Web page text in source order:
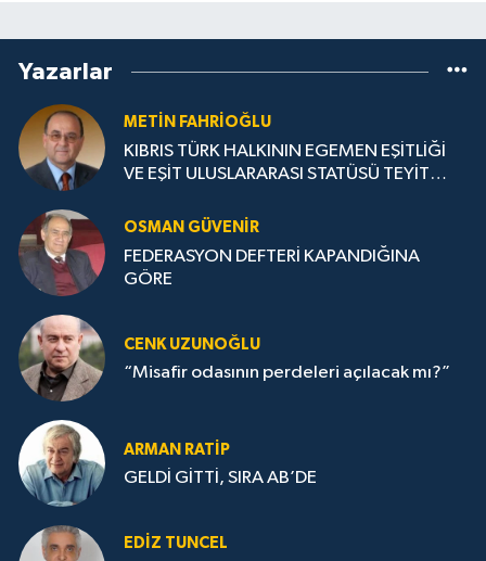
Yazarlar
METIN FAHRİOĞLU
KIBRIS TÜRK HALKININ EGEMEN EŞİTLİĞİ
VE EŞİT ULUSLARARASI STATÜSÜ TEYİT
OSMAN GÜVENİR
FEDERASYON DEFTERİ KAPANDIĞINA
GÖRE
CENK UZUNOĞLU
“Misafir odasının perdeleri açılacak mı?”
ARMAN RATİP
GELDİ GİTTİ, SIRA AB’DE
EDIZ TUNCEL